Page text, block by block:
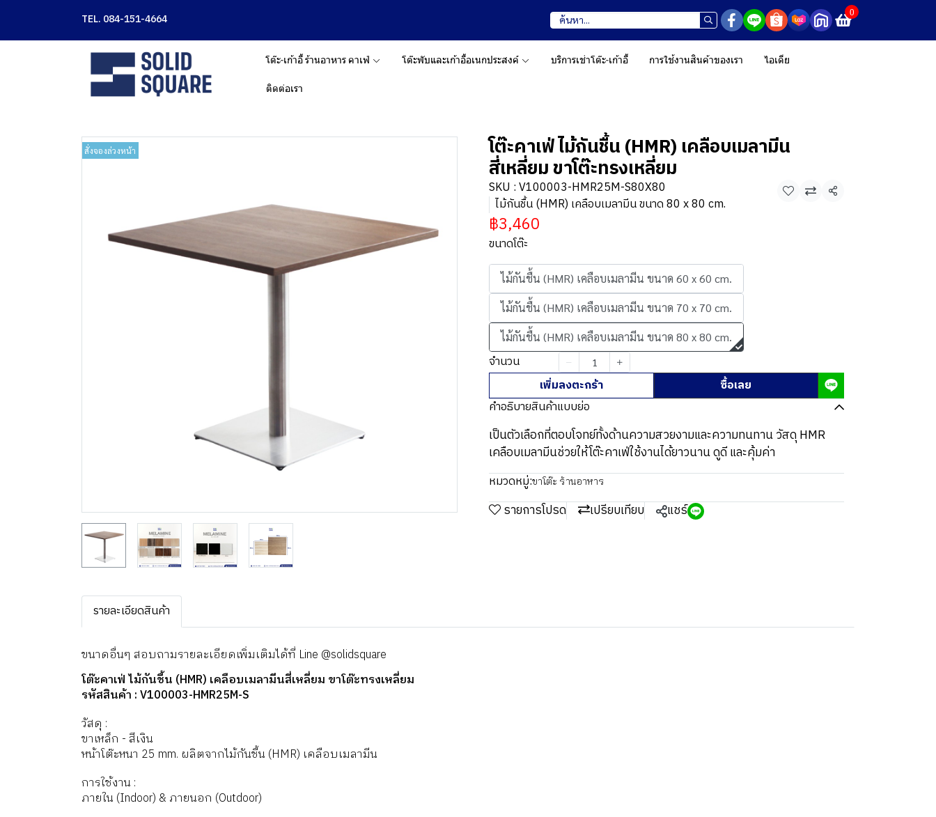
TEL. 084-151-4664 0
โต๊ะ-เก้าอี้ ร้านอาหาร คาเฟ่ โต๊ะพับและเก้าอี้อเนกประสงค์ บริการเช่าโต๊ะ-เก้าอี้ การใช้งานสินค้าของเรา ไอเดีย
ติดต่อเรา
สั่งจองล่วงหน้า โต๊ะคาเฟ่ ไม้กันชื้น (HMR) เคลือบเมลามีน
สี่เหลี่ยม ขาโต๊ะทรงเหลี่ยม
SKU : V100003-HMR25M-S80X80
ไม้กันชื้น (HMR) เคลือบเมลามีน ขนาด 80 x 80 cm.
แชร์
฿3,460
ขนาดโต๊ะ
ไม้กันชื้น (HMR) เคลือบเมลามีน ขนาด 60 x 60 cm.
ไม้กันชื้น (HMR) เคลือบเมลามีน ขนาด 70 x 70 cm.
ไม้กันชื้น (HMR) เคลือบเมลามีน ขนาด 80 x 80 cm.
จำนวน
เพิ่มลงตะกร้า
ซื้อเลย
คำอธิบายสินค้าแบบย่อ
เป็นตัวเลือกที่ตอบโจทย์ทั้งด้านความสวยงามและความทนทาน วัสดุ HMR
เคลือบเมลามีนช่วยให้โต๊ะคาเฟ่ใช้งานได้ยาวนาน ดูดี และคุ้มค่า
หมวดหมู่:ขาโต๊ะ ร้านอาหาร
รายการโปรด เปรียบเทียบ แชร์
รายละเอียดสินค้า
ขนาดอื่นๆ สอบถามรายละเอียดเพิ่มเติมได้ที่ Line @solidsquare
โต๊ะคาเฟ่ ไม้กันชื้น (HMR) เคลือบเมลามีนสี่เหลี่ยม ขาโต๊ะทรงเหลี่ยม
รหัสสินค้า : V100003-HMR25M-S
วัสดุ :
ขาเหล็ก - สีเงิน
หน้าโต๊ะหนา 25 mm. ผลิตจากไม้กันชื้น (HMR) เคลือบเมลามีน
การใช้งาน :
ภายใน (Indoor) & ภายนอก (Outdoor)